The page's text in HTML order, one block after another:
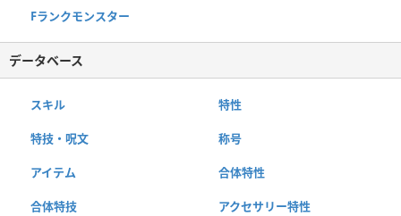
Fランクモンスター
データベース
スキル 特性
特技・呪文 称号
アイテム 合体特性
合体特技 アクセサリー特性